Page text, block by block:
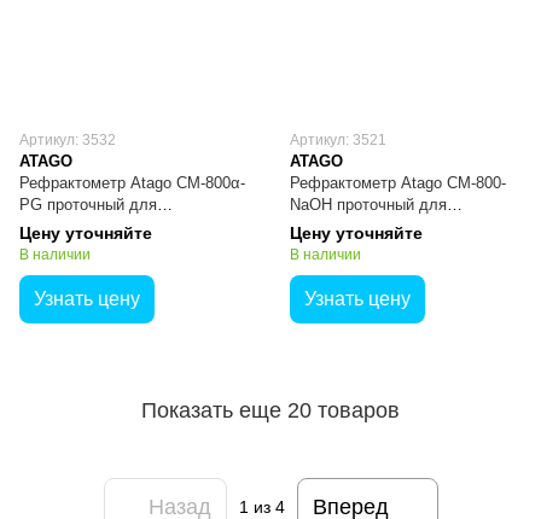
Артикул: 3532
ATAGO
Рефрактометр Atago CM-800α-
PG проточный для
пропиленгликоля
Цену уточняйте
В наличии
Узнать цену
Артикул: 3521
ATAGO
Рефрактометр Atago CM-800-
NaOH проточный для
гидроксида натрия (NaOH)
Цену уточняйте
В наличии
Узнать цену
Показать еще 20 товаров
Назад 1 из 4 Вперед